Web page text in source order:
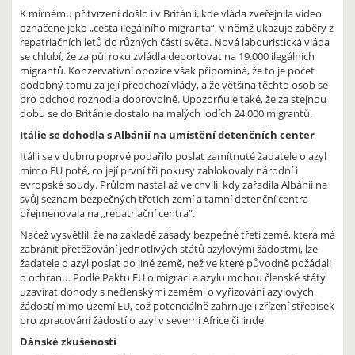
K mírnému přitvrzení došlo i v Británii, kde vláda zveřejnila video
označené jako „cesta ilegálního migranta“, v němž ukazuje záběry z
repatriačních letů do různých částí světa. Nová labouristická vláda
se chlubí, že za půl roku zvládla deportovat na 19.000 ilegálních
migrantů. Konzervativní opozice však připomíná, že to je počet
podobný tomu za její předchozí vlády, a že většina těchto osob se
pro odchod rozhodla dobrovolně. Upozorňuje také, že za stejnou
dobu se do Británie dostalo na malých lodích 24.000 migrantů.
Itálie se dohodla s Albánií na umístění detenčních center
Itálii se v dubnu poprvé podařilo poslat zamítnuté žadatele o azyl
mimo EU poté, co její první tři pokusy zablokovaly národní i
evropské soudy. Průlom nastal až ve chvíli, kdy zařadila Albánii na
svůj seznam bezpečných třetích zemí a tamní detenční centra
přejmenovala na „repatriační centra“.
Načež vysvětlil, že na základě zásady bezpečné třetí země, která má
zabránit přetěžování jednotlivých států azylovými žádostmi, lze
žadatele o azyl poslat do jiné země, než ve které původně požádali
o ochranu. Podle Paktu EU o migraci a azylu mohou členské státy
uzavírat dohody s nečlenskými zeměmi o vyřizování azylových
žádostí mimo území EU, což potenciálně zahrnuje i zřízení středisek
pro zpracování žádostí o azyl v severní Africe či jinde.
Dánské zkušenosti